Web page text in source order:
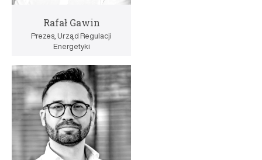
Rafał Gawin
Prezes, Urząd Regulacji
Energetyki